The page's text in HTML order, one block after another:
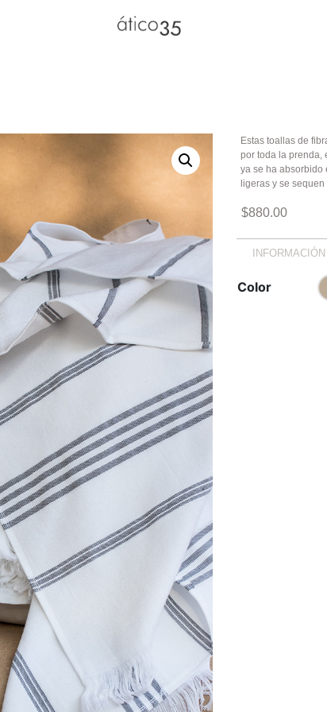
Estas toallas de
por toda la prenda,
ya se ha absorbido
ligeras y se sequen
$880.00
INFORMACIÓN
Color